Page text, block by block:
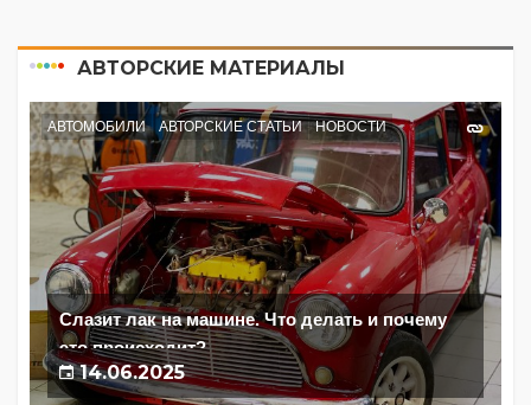
АВТОРСКИЕ МАТЕРИАЛЫ
АВТОМОБИЛИ АВТОРСКИЕ СТАТЬИ НОВОСТИ
Слазит лак на машине. Что делать и почему
это происходит?
14.06.2025